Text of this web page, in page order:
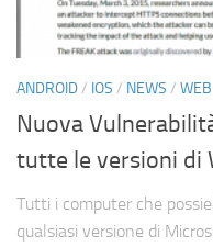
Privacy
Cerca
ANDROID/ IOS / NEWS / WEB
Nuova
tutte le versioni di
Tutti i computer che
qualsiasi versione di